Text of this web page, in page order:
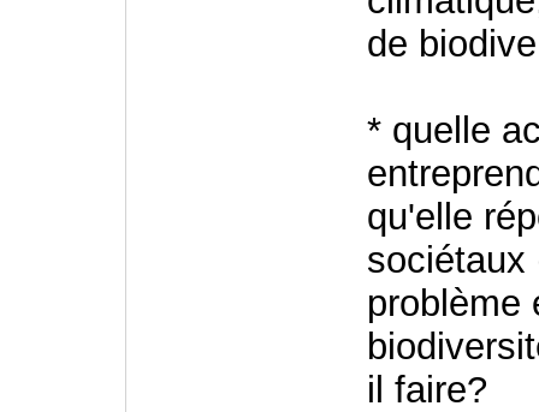
de
* quelle
qu'elle
sociétaux
problème
il faire?